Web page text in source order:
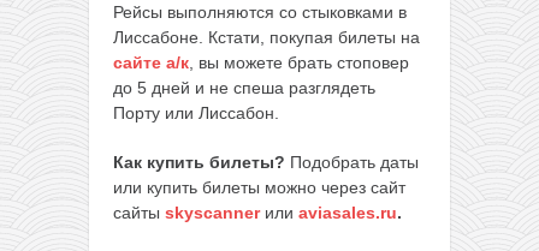
Рейсы выполняются со стыковками в
Лиссабоне. Кстати, покупая билеты на
сайте а/к , вы можете брать стоповер
до 5 дней и не спеша разглядеть
Порту или Лиссабон.
Как купить билеты? Подобрать даты
или купить билеты можно через сайт
сайты skyscannerили aviasales.ru.